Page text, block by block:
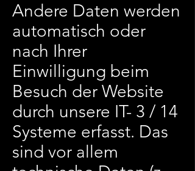
Andere Daten werden
automatisch oder
nach Ihrer
Einwilligung beim
Besuch der Website
durch unsere IT- 3 / 14
Systeme erfasst. Das
sind vor allem